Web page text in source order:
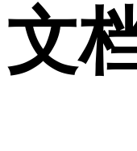
文